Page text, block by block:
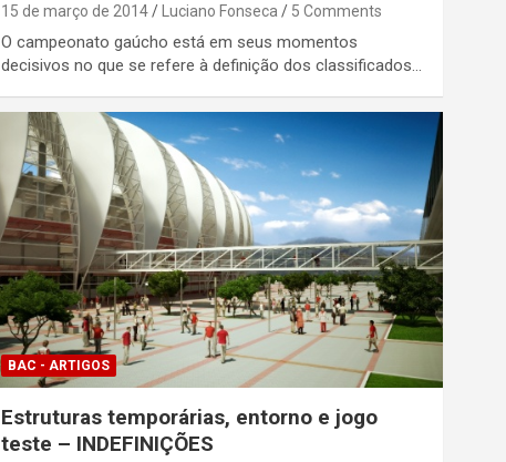
15 de março de 2014 Luciano Fonseca 5 Comments
O campeonato gaúcho está em seus momentos
decisivos no que se refere à definição dos classificados…
BAC - ARTIGOS
Estruturas temporárias, entorno e jogo
teste – INDEFINIÇÕES